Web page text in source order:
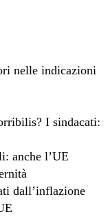
nelle indicazioni
I sindacati:
anche l’UE
dall’inflazione